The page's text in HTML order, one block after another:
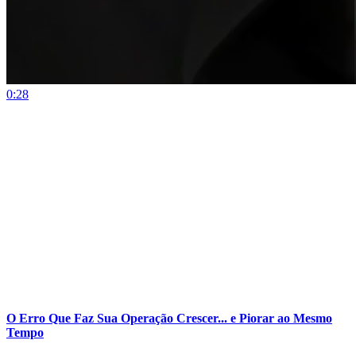
0:28
O Erro Que Faz Sua Operação Crescer... e Piorar ao Mesmo
Tempo